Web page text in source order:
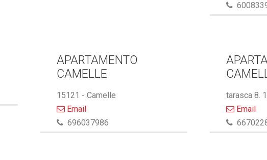
APARTAMENTO
CAMELLE
15121 - Camelle
Email
696037986
tarasca 8.
Email